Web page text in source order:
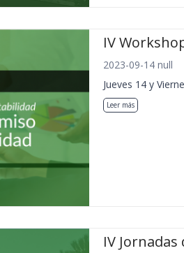
IV
2023-09-14 null
Jueves 14 y
Leer más
IV